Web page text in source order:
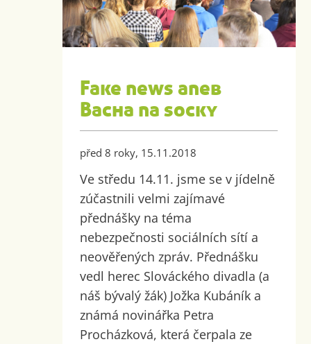
Fake news aneb
Bacha na socky
před 8 roky, 15.11.2018
Ve středu 14.11. jsme se v jídelně
zúčastnili velmi zajímavé
přednášky na téma
nebezpečnosti sociálních sítí a
neověřených zpráv. Přednášku
vedl herec Slováckého divadla (a
náš bývalý žák) Jožka Kubáník a
známá novinářka Petra
Procházková, která čerpala ze